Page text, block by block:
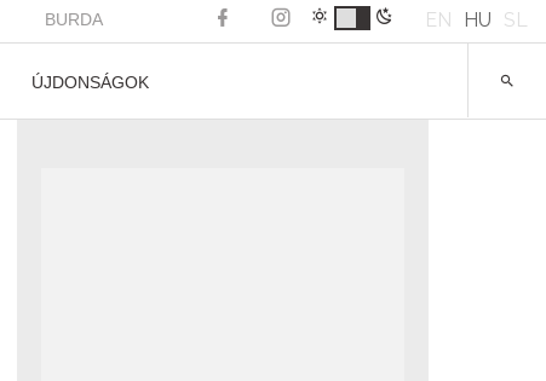
BURDA EN HU SL
ÚJDONSÁGOK